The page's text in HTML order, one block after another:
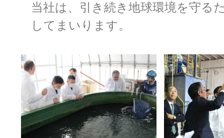
当社は、引き続き地球環境を守る
してまいります。